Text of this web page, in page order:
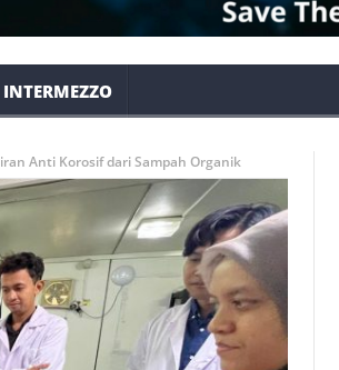
INTERMEZZO
Anti Korosif dari Sampah Organik